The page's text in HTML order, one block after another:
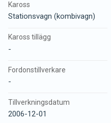
Kaross
Stationsvagn (kombivagn)
Kaross tillägg
-
Fordonstillverkare
-
Tillverkningsdatum
2006-12-01